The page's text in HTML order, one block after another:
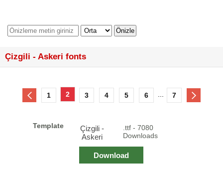
Çizgili - Askeri fonts
1 2 3 4 5 6 7
Template
Çizgili -
Askeri
.ttf - 7080
Downloads
Download